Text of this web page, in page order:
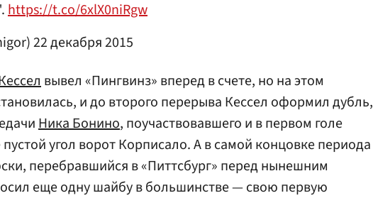
https://t.co/6xlX0niRgw
22 декабря 2015
вывел «Пингвинз» вперед в счете, но на этом
и до второго перерыва Кессел оформил дубль,
Ника Бонино, поучаствовавшего и в первом голе
угол ворот Корписало. А в самой концовке периода
перебравшийся в «Питтсбург» перед нынешним
еще одну шайбу в большинстве — свою первую